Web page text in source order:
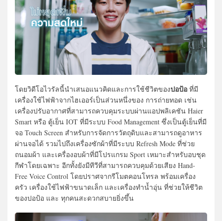
โดยวิดีโอไวรัลนี้นำเสนอแนวคิดและการใช้ชีวิตของปอป้อ ที่มี
เครื่องใช้ไฟฟ้าจากไฮเออร์เป็นส่วนหนึ่งของ การถ่ายทอด เช่น
เครื่องปรับอากาศที่สามารถควบคุมระบบผ่านแอปพลิเคชัน Haier
Smart หรือ ตู้เย็น IOT ที่มีระบบ Food Management ซึ่งเป็นตู้เย็นที่มี
จอ Touch Screen สำหรับการจัดการวัตถุดิบและสามารถดูอาหาร
ผ่านจอได้ รวมไปถึงเครื่องซักผ้าที่มีระบบ Refresh Mode ที่ช่วย
ถนอมผ้า และเครื่องอบผ้าที่มีโปรแกรม Sport เหมาะสำหรับอบชุด
กีฬาโดยเฉพาะ อีกทั้งยังมีทีวีที่สามารถควบคุมด้วยเสียง Hand-
Free Voice Control โดยปราศจากรีโมตคอนโทรล พร้อมเครื่อง
ครัว เครื่องใช้ไฟฟ้าขนาดเล็ก และเครื่องทำน้ำอุ่น ที่ช่วยให้ชีวิต
ของปอป้อ และ ทุกคนสะดวกสบายยิ่งขึ้น